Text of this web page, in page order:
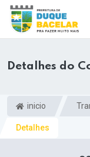
Detalhes do
inicio
Detalhes